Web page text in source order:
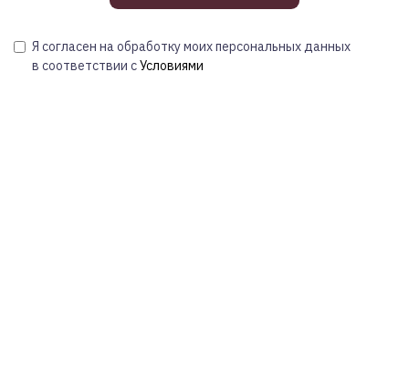
Я согласен на обработку моих персональных данных
в соответствии сУсловиями